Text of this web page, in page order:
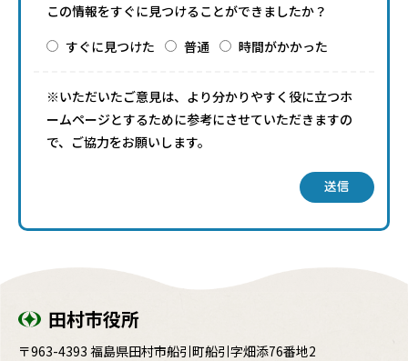
この情報をすぐに見つけることができましたか？
すぐに見つけた
普通 時間がかかった
※いただいたご意見は、より分かりやすく役に立つホ
ームページとするために参考にさせていただきますの
で、ご協力をお願いします。
送信
田村市役所
〒963-4393 福島県田村市船引町船引字畑添76番地2